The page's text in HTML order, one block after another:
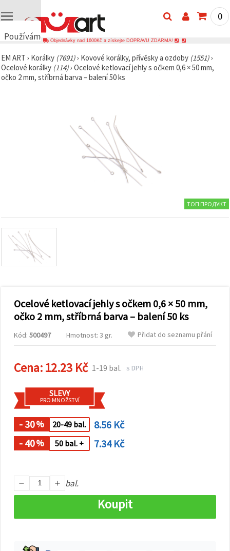
Používáme
🍪
Používáme
cookies a
zobrazovali
obsah a
reklamu, a
to i s
pomocí
našich
marketing.
Můžete
souhlasit s
všech
cookies
"Přijmout
uvést své
preference v
Nastavení
výběrem
daného
typu
cookies a
kliknutím
Přijmout
0
Objednávky nad 1600Kč a získejte DOPRAVU ZDARMA!
EM ART › Korálky (7691)› Kovové korálky, přívěsky a ozdoby (1551)›
Ocelové korálky (114)› Ocelové ketlovací jehly s očkem 0,6 × 50 mm,
očko 2 mm, stříbrná barva – balení 50 ks
ТОП ПРОДУКТ
Ocelové ketlovací jehly s očkem 0,6 × 50 mm,
očko 2 mm, stříbrná barva – balení 50 ks
Kód: 500497 Hmotnost: 3 gr. Přidat do seznamu přání
Cena:12.23 Kč 1-19 bal. s DPH
SLEVY
PRO MNOŽSTVÍ
- 30% 20-49 bal.
8.56 Kč
- 40% 50 bal. + 7.34 Kč
bal.
Koupit